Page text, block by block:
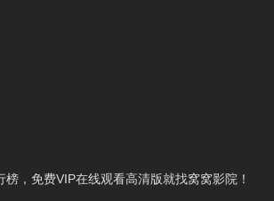
，免费VIP在线观看高清版就找窝窝影院！